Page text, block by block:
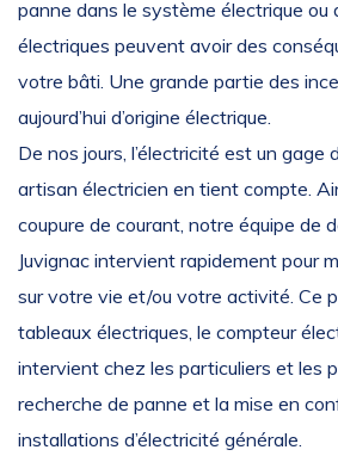
panne dans le système électrique ou
électriques peuvent avoir des
votre bâti. Une grande partie des
aujourd’hui d’origine électrique.
De nos jours, l’électricité est un
artisan électricien en tient compte.
coupure de courant, notre équipe de
Juvignac intervient rapidement pour
sur votre vie et/ou votre activité. Ce
tableaux électriques, le compteur
intervient chez les particuliers et les
recherche de panne et la mise en
installations d’électricité générale.